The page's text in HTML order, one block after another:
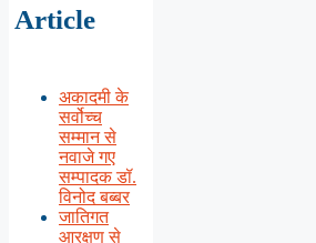
Article
अकादमी के
सर्वोच्च
सम्मान से
नवाजे गए
सम्पादक डॉ.
विनोद बब्बर
जातिगत
आरक्षण से